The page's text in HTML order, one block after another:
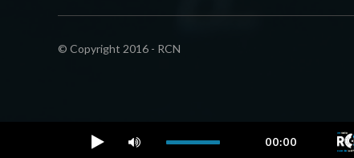
© Copyright 2016 - RCN
00:00